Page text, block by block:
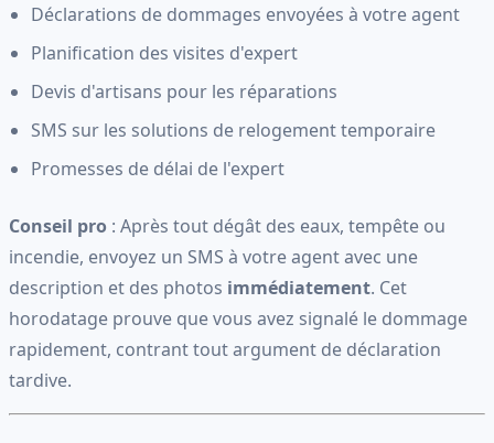
Déclarations de dommages envoyées à votre agent
Planification des visites d'expert
Devis d'artisans pour les réparations
SMS sur les solutions de relogement temporaire
Promesses de délai de l'expert
Conseil pro : Après tout dégât des eaux, tempête ou
incendie, envoyez un SMS à votre agent avec une
description et des photos immédiatement. Cet
horodatage prouve que vous avez signalé le dommage
rapidement, contrant tout argument de déclaration
tardive.